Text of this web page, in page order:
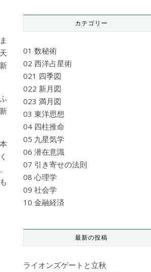
カテゴリー
01 数秘術
02 西洋占星術
021 四季図
022 新月図
023 満月図
03 東洋思想
04 四柱推命
05 九星気学
06 潜在意識
07 引き寄せの法則
08 心理学
09 社会学
10 金融経済
最新の投稿
ライオンズゲートと立秋